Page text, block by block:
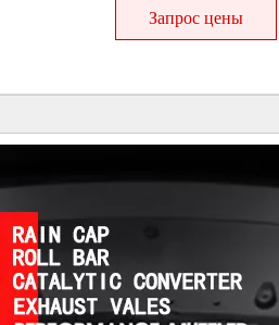
Запрос цены